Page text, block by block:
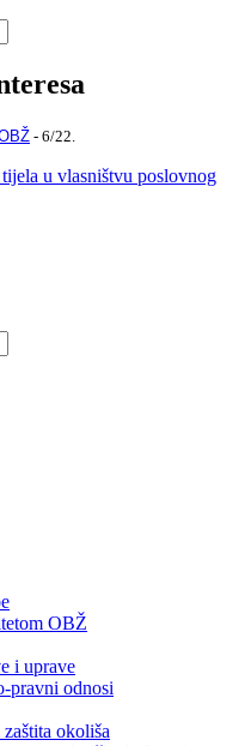
- 6/22.
u vlasništvu poslovnog
OBŽ
i uprave
pravni odnosi
okoliša